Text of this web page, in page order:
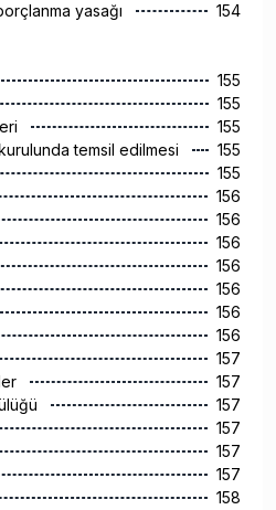
yasağı
154
155
155
155
temsil edilmesi
155
155
156
156
156
156
156
156
156
157
157
157
157
157
157
158